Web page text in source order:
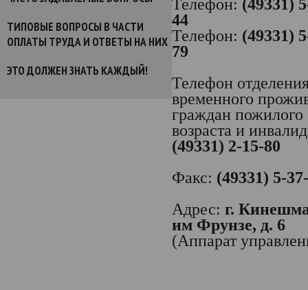
ТИПОВЫЕ ВОПРОСЫ В ЧАСТИ
ОПЛАТЫ ТРУДА И ОТВЕТЫ НА НИХ
ЭТО ДОЛЖЕН ЗНАТЬ КАЖДЫЙ!
Телефон: (49331)
44
Телефон: (49331)
79
Телефон
временного
граждан пожилого
возраста и
(49331) 2-15-80
Факс: (49331) 5-
Адрес: г.
им Фрунзе, д. 6
(Аппарат